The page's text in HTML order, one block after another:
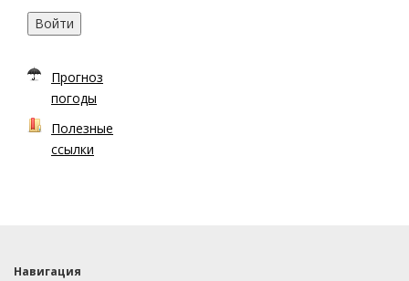
Войти
Прогноз
погоды
Полезные
ссылки
Навигация